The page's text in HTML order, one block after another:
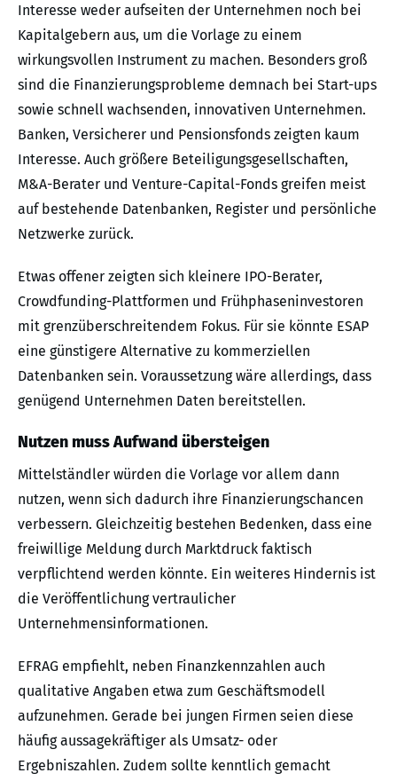
Interesse weder aufseiten der Unternehmen noch bei
Kapitalgebern aus, um die Vorlage zu einem
wirkungsvollen Instrument zu machen. Besonders groß
sind die Finanzierungsprobleme demnach bei Start-ups
sowie schnell wachsenden, innovativen Unternehmen.
Banken, Versicherer und Pensionsfonds zeigten kaum
Interesse. Auch größere Beteiligungsgesellschaften,
M&A-Berater und Venture-Capital-Fonds greifen meist
auf bestehende Datenbanken, Register und persönliche
Netzwerke zurück.
Etwas offener zeigten sich kleinere IPO-Berater,
Crowdfunding-Plattformen und Frühphaseninvestoren
mit grenzüberschreitendem Fokus. Für sie könnte ESAP
eine günstigere Alternative zu kommerziellen
Datenbanken sein. Voraussetzung wäre allerdings, dass
genügend Unternehmen Daten bereitstellen.
Nutzen muss Aufwand übersteigen
Mittelständler würden die Vorlage vor allem dann
nutzen, wenn sich dadurch ihre Finanzierungschancen
verbessern. Gleichzeitig bestehen Bedenken, dass eine
freiwillige Meldung durch Marktdruck faktisch
verpflichtend werden könnte. Ein weiteres Hindernis ist
die Veröffentlichung vertraulicher
Unternehmensinformationen.
EFRAG empfiehlt, neben Finanzkennzahlen auch
qualitative Angaben etwa zum Geschäftsmodell
aufzunehmen. Gerade bei jungen Firmen seien diese
häufig aussagekräftiger als Umsatz- oder
Ergebniszahlen. Zudem sollte kenntlich gemacht